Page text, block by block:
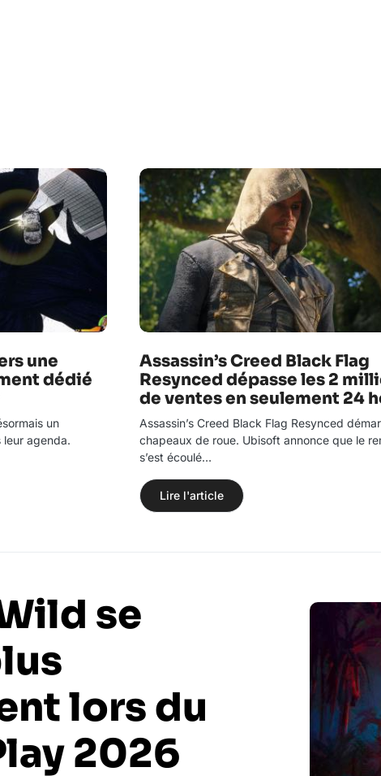
une
dédié
un
agenda.
Assassin’s Creed Black Flag
Resynced dépasse les 2
de ventes en seulement 24
Assassin’s Creed Black Flag Resynced
chapeaux de roue. Ubisoft annonce que le
s’est écoulé…
Lire l'article
se
lors du
2026